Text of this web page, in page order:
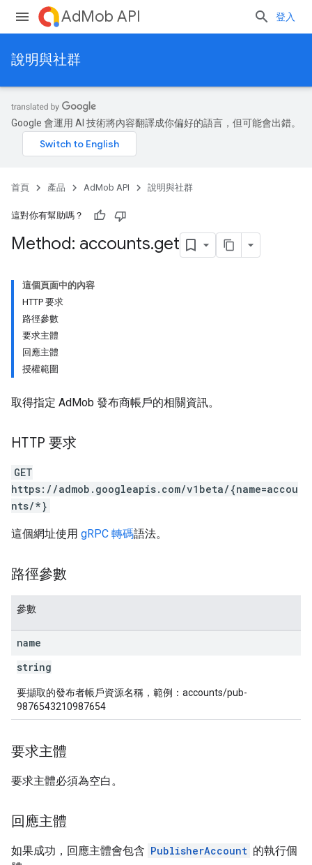
AdMob API 登入
說明與社群
Google 會運用 AI 技術將內容翻譯成你偏好的語言，但可能會出錯。
首頁 產品 AdMob API 說明與社群
這對你有幫助嗎？
Method: accounts.get
這個頁面中的內容
HTTP 要求
路徑參數
要求主體
回應主體
授權範圍
取得指定 AdMob 發布商帳戶的相關資訊。
HTTP 要求
GET
https://admob.googleapis.com/v1beta/{name=accou
nts/*}
這個網址使用 gRPC 轉碼語法。
路徑參數
參數
name
string
要擷取的發布者帳戶資源名稱，範例：accounts/pub-
9876543210987654
要求主體
要求主體必須為空白。
回應主體
如果成功，回應主體會包含 PublisherAccount 的執行個